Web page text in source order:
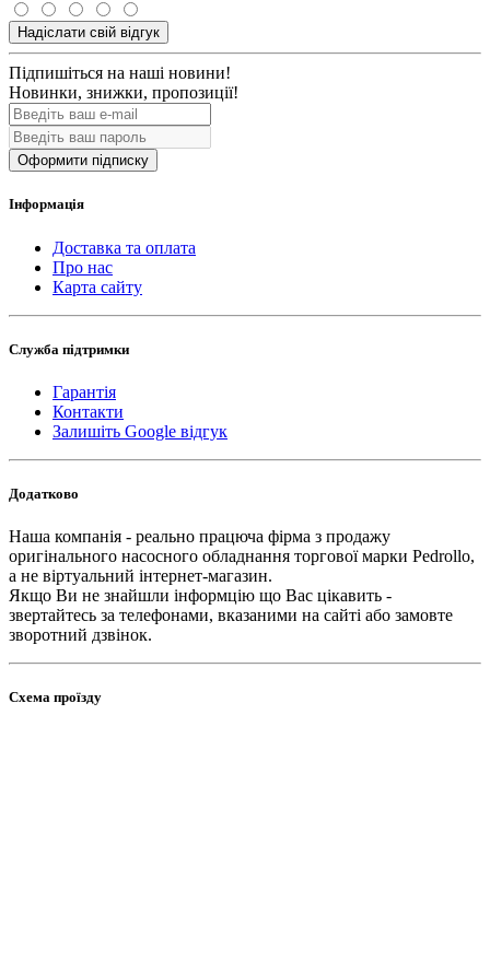
Надіслати свій відгук
Підпишіться на наші новини!
Новинки, знижки, пропозиції!
Оформити підписку
Інформація
Доставка та оплата
Про нас
Карта сайту
Служба підтримки
Гарантія
Контакти
Залишіть Google відгук
Додатково
Наша компанія - реально працюча фірма з продажу
оригінального насосного обладнання торгової марки Pedrollo,
а не віртуальний інтернет-магазин.
Якщо Ви не знайшли інформцію що Вас цікавить -
звертайтесь за телефонами, вказаними на сайті або замовте
зворотний дзвінок.
Схема проїзду